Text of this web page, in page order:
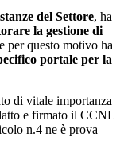
del Settore, ha
la gestione di
e per questo motivo ha
portale per la
di vitale importanza
e firmato il CCNL
n.4 ne è prova